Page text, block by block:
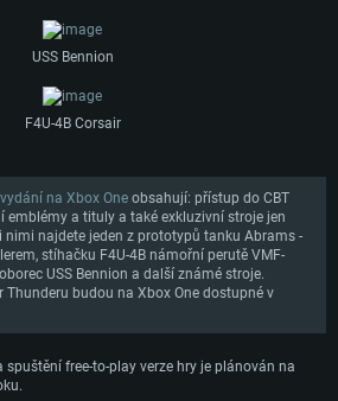
USS Bennion
F4U-4B Corsair
na Xbox One obsahují: přístup do CBT
emblémy a tituly a také exkluzivní stroje jen
nimi najdete jeden z prototypů tanku Abrams -
stíhačku F4U-4B námořní perutě VMF-
USS Bennion a další známé stroje.
Thunderu budou na Xbox One dostupné v
spuštění free-to-play verze hry je plánován na